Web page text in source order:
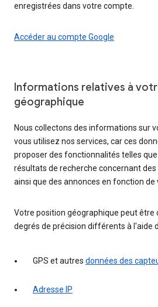
enregistrées dans votre compte.
Accéder au compte Google
Informations relatives à
géographique
Nous collectons des informations sur
vous utilisez nos services, car ces
proposer des fonctionnalités telles
résultats de recherche concernant
ainsi que des annonces en fonction
Votre position géographique peut être
degrés de précision différents à l'aide
GPS et autres données des
Adresse IP